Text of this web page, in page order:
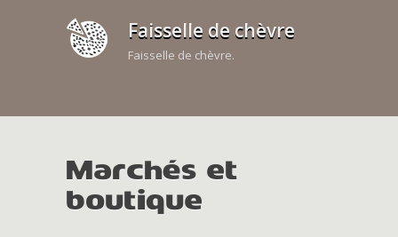
Faisselle de chèvre
Faisselle de chèvre.
Marchés et
boutique